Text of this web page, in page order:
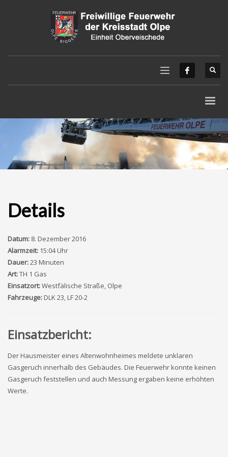
Details
Datum: 8. Dezember 2016
Alarmzeit: 15:04 Uhr
Dauer:23 Minuten
Art:TH 1 Gas
Einsatzort:Westfälische Straße, Olpe
Fahrzeuge:DLK 23, LF 20-2
Einsatzbericht:
Der Hausmeister eines Altenwohnheimes meldete unklaren
Gasgeruch innerhalb des Gebäudes. Die Feuerwehr konnte keinen
Gasgeruch feststellen und auch Messung ergaben keine erhöhten
Werte.